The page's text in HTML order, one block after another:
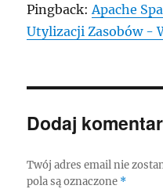
Pingback: Apache
Utylizacji Zasobów -
Dodaj
Twój adres email nie
pola są oznaczone *